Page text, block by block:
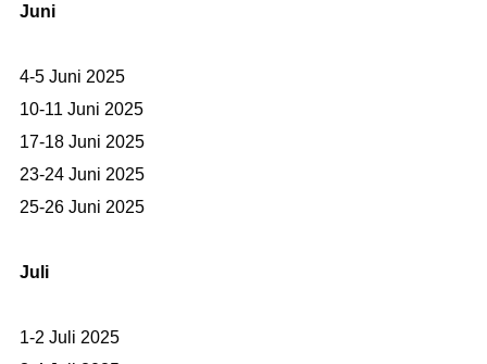
Juni
4-5 Juni 2025
10-11 Juni 2025
17-18 Juni 2025
23-24 Juni 2025
25-26 Juni 2025
Juli
1-2 Juli 2025